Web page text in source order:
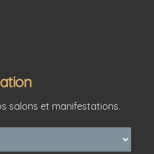
salons et manifestations.